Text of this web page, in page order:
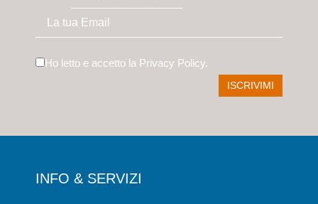
Ho letto e accetto la Privacy Policy.
INFO & SERVIZI